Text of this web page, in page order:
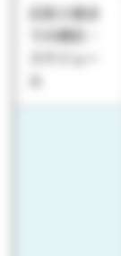
広告入稿ま
での期日・
スケジュー
ル